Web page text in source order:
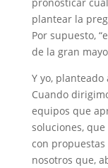
plantear la
Por supuesto,
de la gran
Y yo,
Cuando
equipos que
soluciones,
con
nosotros que,